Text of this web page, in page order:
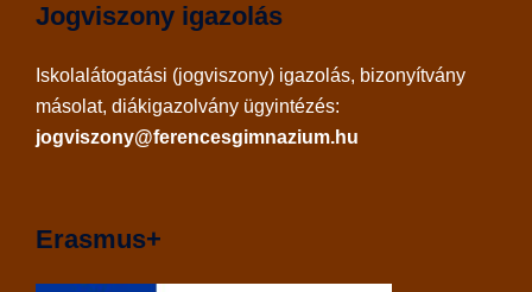
Jogviszony igazolás
Iskolalátogatási (jogviszony) igazolás, bizonyítvány
másolat, diákigazolvány ügyintézés:
jogviszony@ferencesgimnazium.hu
Erasmus+